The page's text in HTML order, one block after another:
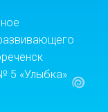
5 «Улыбка»